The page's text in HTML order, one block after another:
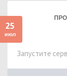
25
июл
Запустите